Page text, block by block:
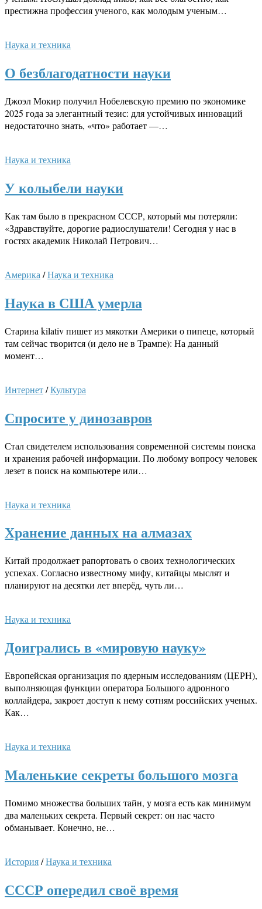
престижна профессия ученого, как молодым ученым…
Наука и техника
О безблагодатности науки
Джоэл Мокир получил Нобелевскую премию по экономике
2025 года за элегантный тезис: для устойчивых инноваций
недостаточно знать, «что» работает —…
Наука и техника
У колыбели науки
Как там было в прекрасном СССР, который мы потеряли:
«Здравствуйте, дорогие радиослушатели! Сегодня у нас в
гостях академик Николай Петрович…
Америка /Наука и техника
Наука в США умерла
Старина kilativ пишет из мякотки Америки о пипеце, который
там сейчас творится (и дело не в Трампе): На данный
момент…
Интернет/Культура
Спросите у динозавров
Стал свидетелем использования современной системы поиска
и хранения рабочей информации. По любому вопросу человек
лезет в поиск на компьютере или…
Наука и техника
Хранение данных на алмазах
Китай продолжает рапортовать о своих технологических
успехах. Согласно известному мифу, китайцы мыслят и
планируют на десятки лет вперёд, чуть ли…
Наука и техника
Доигрались в «мировую науку»
Европейская организация по ядерным исследованиям (ЦЕРН),
выполняющая функции оператора Большого адронного
коллайдера, закроет доступ к нему сотням российских ученых.
Как…
Наука и техника
Маленькие секреты большого мозга
Помимо множества больших тайн, у мозга есть как минимум
два маленьких секрета. Первый секрет: он нас часто
обманывает. Конечно, не…
История/Наука и техника
СССР опередил своё время